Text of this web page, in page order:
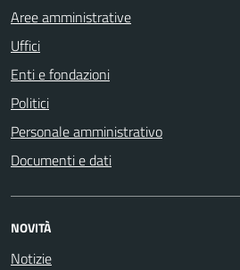
Aree amministrative
Uffici
Enti e fondazioni
Politici
Personale amministrativo
Documenti e dati
NOVITÀ
Notizie